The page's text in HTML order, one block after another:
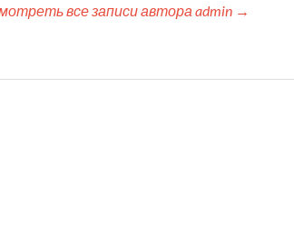
все записи автора admin →